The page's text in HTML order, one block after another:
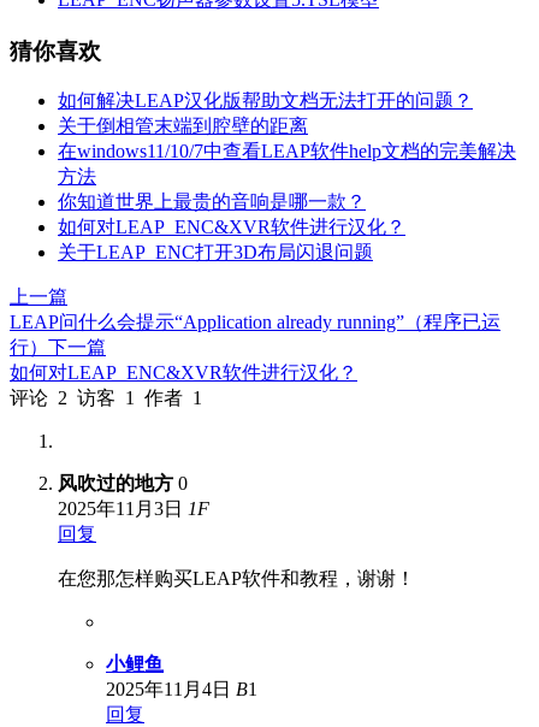
猜你喜欢
如何解决LEAP汉化版帮助文档无法打开的问题？
关于倒相管末端到腔壁的距离
在windows11/10/7中查看LEAP软件help文档的完美解决
方法
你知道世界上最贵的音响是哪一款？
如何对LEAP_ENC&XVR软件进行汉化？
关于LEAP_ENC打开3D布局闪退问题
上一篇
LEAP问什么会提示“Application already running”（程序已运
行） 下一篇
如何对LEAP_ENC&XVR软件进行汉化？
评论 2 访客 1 作者 1
风吹过的地方 0
2025年11月3日 1F
回复
在您那怎样购买LEAP软件和教程，谢谢！
小鲤鱼
2025年11月4日 B1
回复